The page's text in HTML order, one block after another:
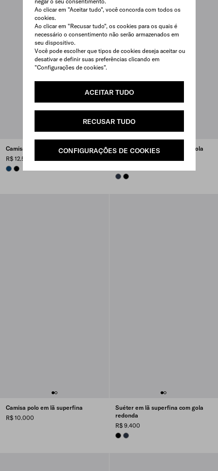
Ao clicar em "Aceitar tudo", você concorda com todos os
cookies.
Ao clicar em "Recusar tudo", os cookies para os quais é
necessário o consentimento não serão armazenados em
seu dispositivo.
Você pode escolher que tipos de cookies deseja aceitar ou
desativar e definir suas preferências clicando em
"Configurações de cookies".
ACEITAR TUDO
RECUSAR TUDO
CONFIGURAÇÕES DE COOKIES
Camisa polo em lã superfina
R$ 12.500
BLUEBLACK
Suéter em lã superfina com gola
NAVYBLACK
Camisa polo em lã superfina
R$ 10.000
Suéter em lã superfina com gola
redonda
R$ 9.400
BLACK
NAVY